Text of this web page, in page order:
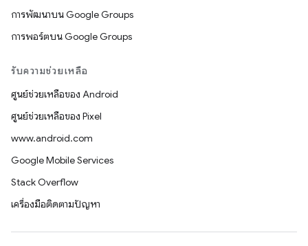
การพัฒนาบน Google Groups
การพอร์ตบน Google Groups
รับความช่วยเหลือ
ศูนย์ช่วยเหลือของ Android
ศูนย์ช่วยเหลือของ Pixel
www.android.com
Google Mobile Services
Stack Overflow
เครื่องมือติดตามปัญหา